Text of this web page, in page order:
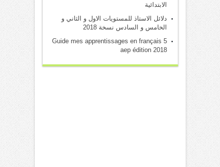
الابتدائية
دلائل الاستاذ للمستويات الاول و الثاني و
الخامس و السادس نسخة 2018
Guide mes apprentissages en français 5
aep édition 2018